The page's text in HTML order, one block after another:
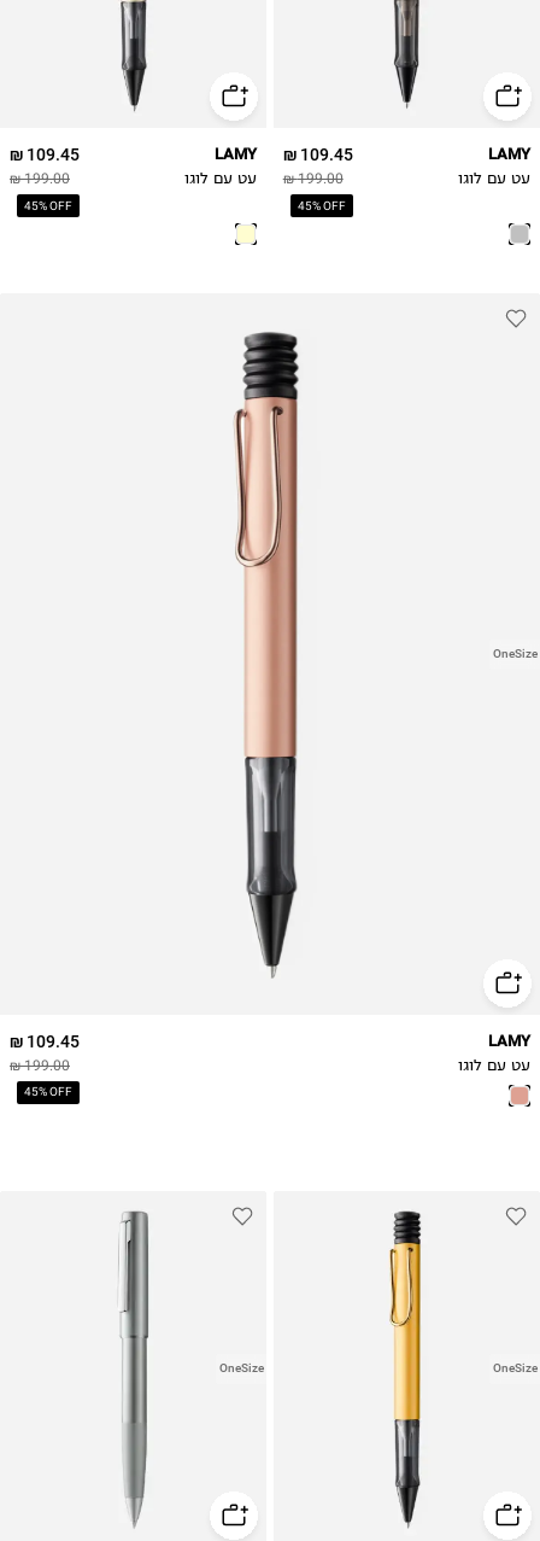
109.45 ₪
199.00 ₪
45% OFF
LAMY
עט עם לוגו
109.45 ₪
199.00 ₪
45% OFF
LAMY
עט עם לוגו
OneSize
109.45 ₪
199.00 ₪
45% OFF
LAMY
עט עם לוגו
OneSize
OneSize